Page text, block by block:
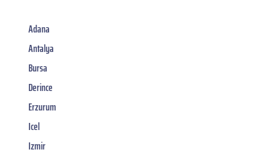
Adana
Antalya
Bursa
Derince
Erzurum
Icel
Izmir